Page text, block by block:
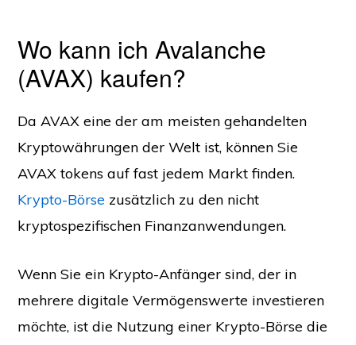
Wo kann ich Avalanche
(AVAX) kaufen?
Da AVAX eine der am meisten gehandelten
Kryptowährungen der Welt ist, können Sie
AVAX tokens auf fast jedem Markt finden.
Krypto-Börse zusätzlich zu den nicht
kryptospezifischen Finanzanwendungen.
Wenn Sie ein Krypto-Anfänger sind, der in
mehrere digitale Vermögenswerte investieren
möchte, ist die Nutzung einer Krypto-Börse die